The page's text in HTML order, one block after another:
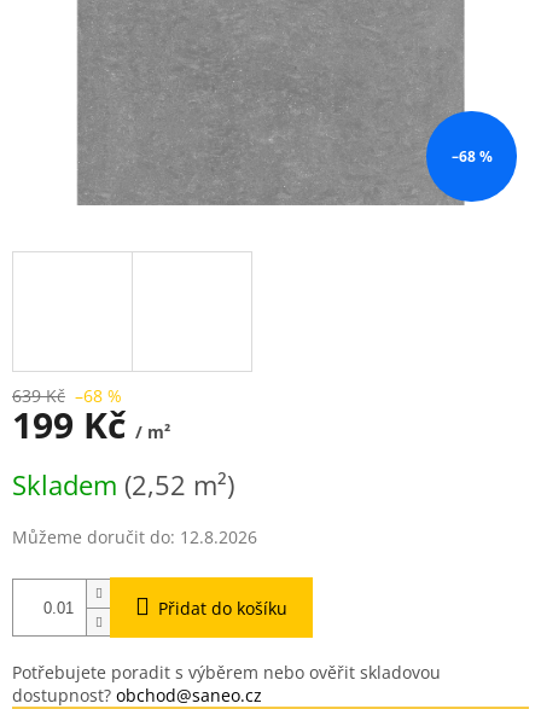
–68 %
639 Kč –68 %
199 Kč / m²
cena:
Skladem (2,52 m²)
Můžeme doručit do: 12.8.2026
Přidat do košíku
Potřebujete poradit s výběrem nebo ověřit skladovou
dostupnost? obchod@saneo.cz